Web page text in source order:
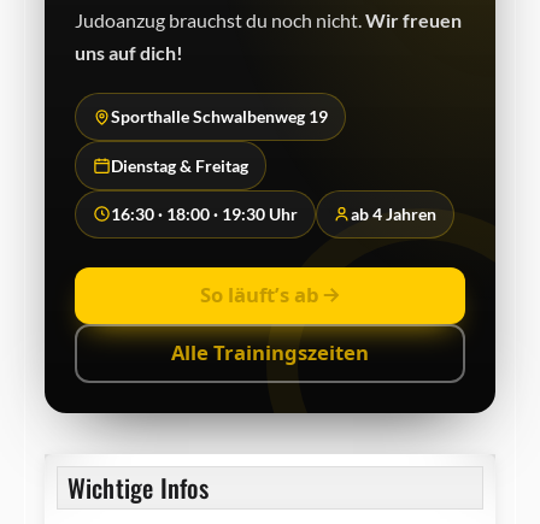
Judo­anzug brauchst du noch nicht.Wir freuen
uns auf dich!
Sporthalle Schwalbenweg 19
Dienstag & Freitag
16:30 · 18:00 · 19:30 Uhr ab 4 Jahren
So läuft’s ab
Alle Trainingszeiten
Wichtige Infos